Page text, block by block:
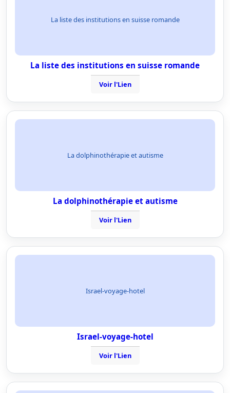
La liste des institutions en suisse romande
La liste des institutions en suisse romande
Voir l'Lien
La dolphinothérapie et autisme
La dolphinothérapie et autisme
Voir l'Lien
Israel-voyage-hotel
Israel-voyage-hotel
Voir l'Lien